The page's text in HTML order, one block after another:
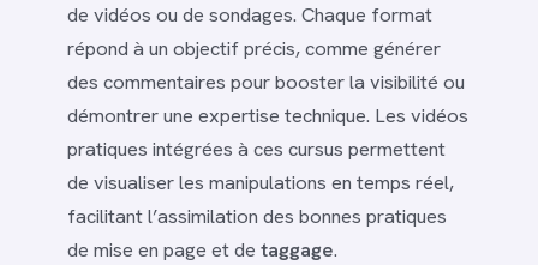
de vidéos ou de sondages. Chaque format
répond à un objectif précis, comme générer
des commentaires pour booster la visibilité ou
démontrer une expertise technique. Les vidéos
pratiques intégrées à ces cursus permettent
de visualiser les manipulations en temps réel,
facilitant l’assimilation des bonnes pratiques
de mise en page et de taggage.